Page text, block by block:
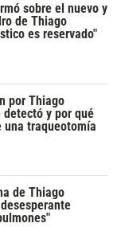
sobre el nuevo y
de Thiago
es reservado"
por Thiago
detectó y por qué
traqueotomía
de Thiago